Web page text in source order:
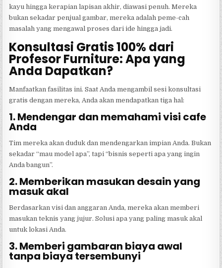
kayu hingga kerapian lapisan akhir, diawasi penuh. Mereka
bukan sekadar penjual gambar, mereka adalah peme-cah
masalah yang mengawal proses dari ide hingga jadi.
Konsultasi Gratis 100% dari
Profesor Furniture: Apa yang
Anda Dapatkan?
Manfaatkan fasilitas ini. Saat Anda mengambil sesi konsultasi
gratis dengan mereka, Anda akan mendapatkan tiga hal:
1. Mendengar dan memahami visi cafe
Anda
Tim mereka akan duduk dan mendengarkan impian Anda. Bukan
sekadar “mau model apa”, tapi “bisnis seperti apa yang ingin
Anda bangun”.
2. Memberikan masukan desain yang
masuk akal
Berdasarkan visi dan anggaran Anda, mereka akan memberi
masukan teknis yang jujur. Solusi apa yang paling masuk akal
untuk lokasi Anda.
3. Memberi gambaran biaya awal
tanpa biaya tersembunyi